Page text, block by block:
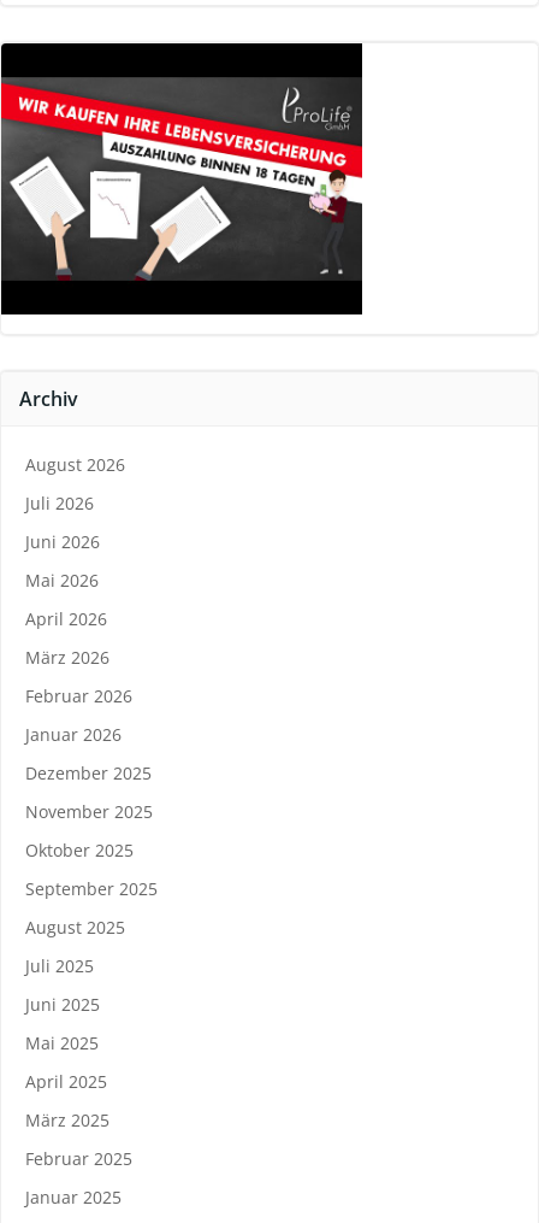
Archiv
August 2026
Juli 2026
Juni 2026
Mai 2026
April 2026
März 2026
Februar 2026
Januar 2026
Dezember 2025
November 2025
Oktober 2025
September 2025
August 2025
Juli 2025
Juni 2025
Mai 2025
April 2025
März 2025
Februar 2025
Januar 2025